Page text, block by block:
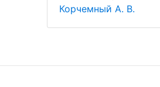
Корчемный А. В.